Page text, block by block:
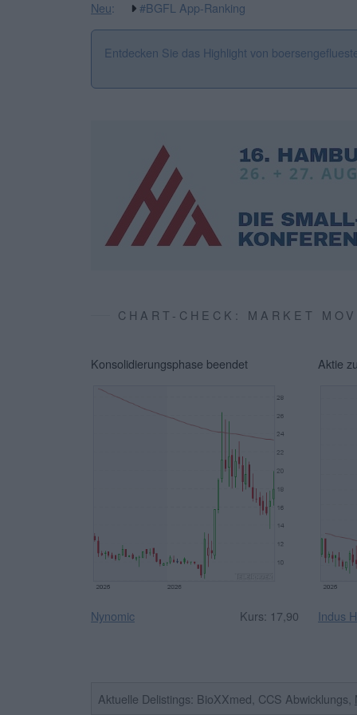
Neu: #BGFL App-Ranking
Entdecken Sie das Highlight von
CHART-CHECK: MARKET
Konsolidierungsphase beendet
Nynomic Kurs: 17,90
Aktie
Indus
Aktuelle Delistings: BioXXmed, CCS Abwicklungs,